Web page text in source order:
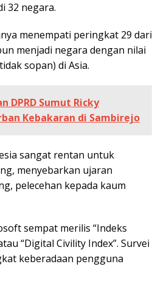
32 negara.
menempati peringkat 29 dari
menjadi negara dengan nilai
sopan) di Asia.
DPRD Sumut Ricky
Kebakaran di Sambirejo
sangat rentan untuk
menyebarkan ujaran
pelecehan kepada kaum
sempat merilis “Indeks
“Digital Civility Index”. Survei
keberadaan pengguna